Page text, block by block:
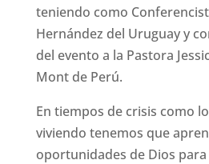
teniendo como
Hernández del Uruguay y
del evento a la Pastora
Mont de Perú.
En tiempos de crisis como
viviendo tenemos que
oportunidades de Dios